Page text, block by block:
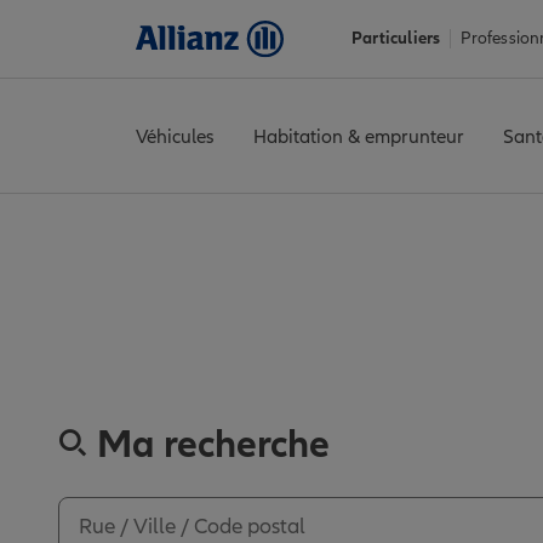
Particuliers
Véhicules Habitation & emprunteur
Ma recherche